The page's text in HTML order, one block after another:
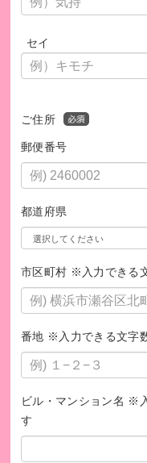
セイ
ご住所
郵便番号
都道府県
市区町村 ※入力できる
番地 ※入力できる文字
ビル・マンション名 ※
す